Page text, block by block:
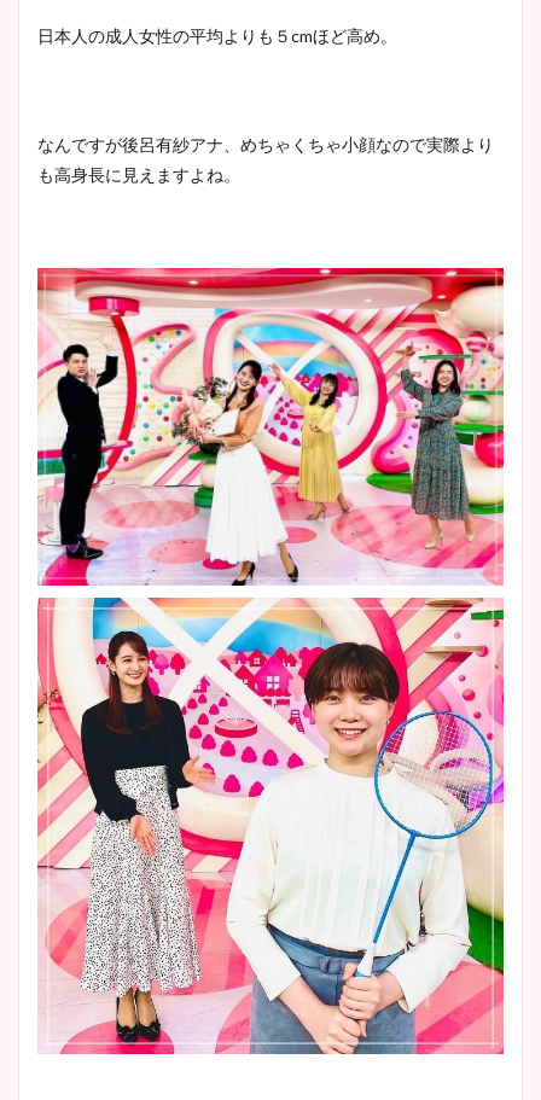
日本人の成人女性の平均よりも５cmほど高め。
なんですが後呂有紗アナ、めちゃくちゃ小顔なので実際より
も高身長に見えますよね。